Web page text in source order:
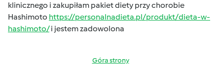
klinicznego i zakupiłam pakiet diety przy chorobie
Hashimoto https://personalnadieta.pl/produkt/dieta-w-
hashimoto/i jestem zadowolona
Góra strony